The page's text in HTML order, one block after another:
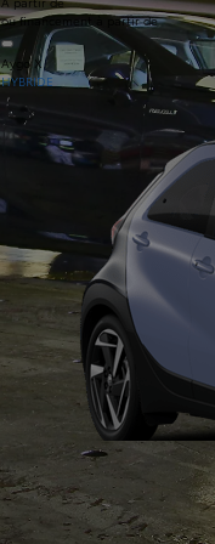
ou financement à partir de
Aygo X
HYBRIDE